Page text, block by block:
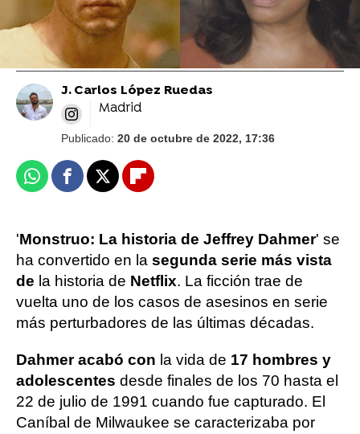
J. Carlos López Ruedas
Madrid
Publicado: 20 de octubre de 2022, 17:36
WhatsappFacebook
X Flipboard
'Monstruo: La historia de Jeffrey Dahmer' se
ha convertido en la segunda serie más vista
de la historia de Netflix. La ficción trae de
vuelta uno de los casos de asesinos en serie
más perturbadores de las últimas décadas.
Dahmer acabó con la vida de 17 hombres y
adolescentes desde finales de los 70 hasta el
22 de julio de 1991 cuando fue capturado. El
Caníbal de Milwaukee se caracterizaba por